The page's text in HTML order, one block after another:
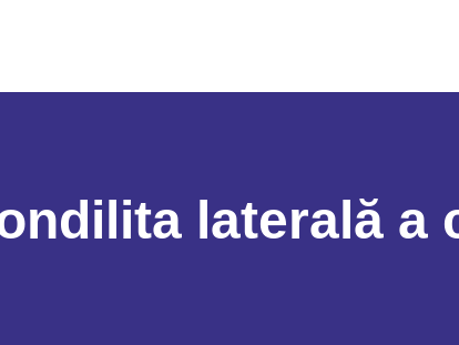
laterală a